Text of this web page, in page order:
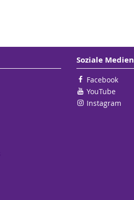
Soziale Medien
Facebook
YouTube
Instagram